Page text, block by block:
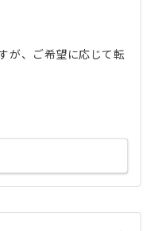
が、ご希望に応じて転